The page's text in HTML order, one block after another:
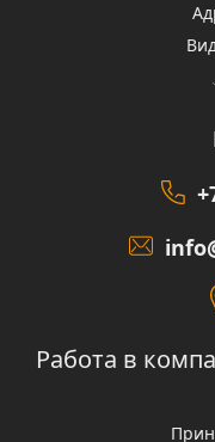
Работа в